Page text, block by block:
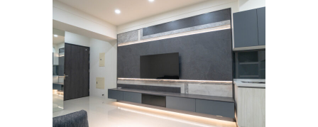
公寓/大樓 /客餐廳/室內設計/新成屋/
房/沙發/臥室/衛浴/餐廳